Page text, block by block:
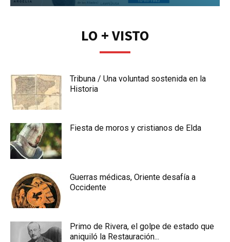
LO + VISTO
Tribuna / Una voluntad sostenida en la
Historia
Fiesta de moros y cristianos de Elda
Guerras médicas, Oriente desafía a
Occidente
Primo de Rivera, el golpe de estado que
aniquiló la Restauración...